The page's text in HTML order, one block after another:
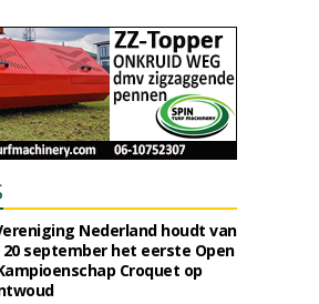
Nederland houdt van
september het eerste Open
Croquet op